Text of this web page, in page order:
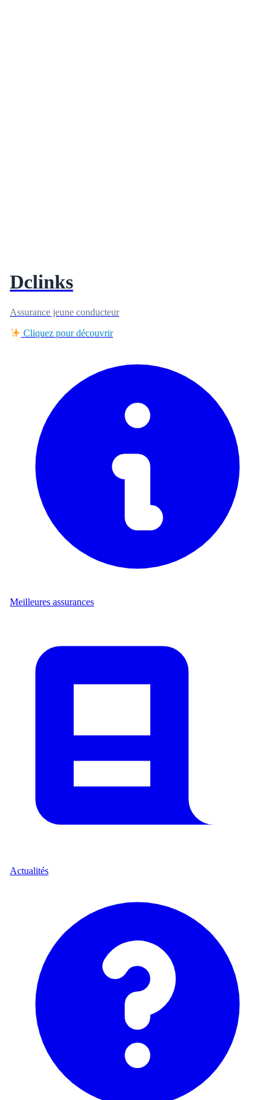
Dclinks
Assurance jeune conducteur
Cliquez pour découvrir
Meilleures assurances
Actualités